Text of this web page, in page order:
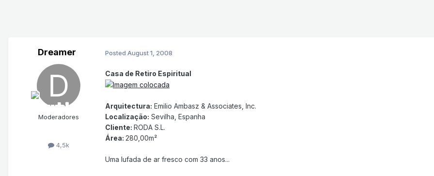
Dreamer
Moderadores
4,5k
Posted August 1, 2008
Casa de Retiro Espiritual
Arquitectura: Emilio Ambasz & Associates, Inc.
Localização: Sevilha, Espanha
Cliente: RODA S.L.
Área: 280,00m²
Uma lufada de ar fresco com 33 anos...